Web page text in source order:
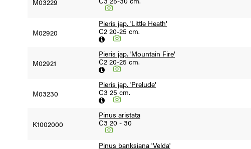
M03229
M02920
Pieris jap. 'Little Heath'
C2 20-25 cm.
M02921
Pieris jap. 'Mountain Fire'
C2 20-25 cm.
M03230
Pieris jap. 'Prelude'
C3 25 cm.
K1002000
Pinus aristata
C3 20 - 30
Pinus banksiana 'Velda'